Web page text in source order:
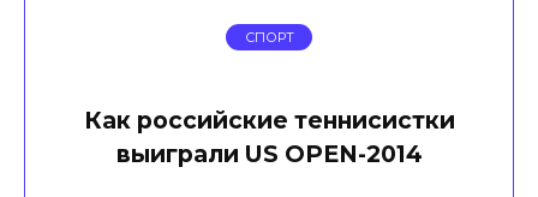
СПОРТ
Как российские теннисистки
выиграли US OPEN-2014